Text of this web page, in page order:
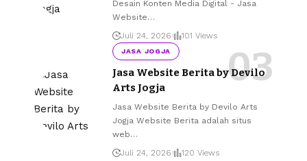
Desain Konten Media Digital - Jasa
Website…
Juli 24, 2026
101 Views
JASA JOGJA
Jasa Website Berita by Devilo
Arts Jogja
Jasa Website Berita by Devilo Arts
Jogja Website Berita adalah situs
web…
Juli 24, 2026
120 Views